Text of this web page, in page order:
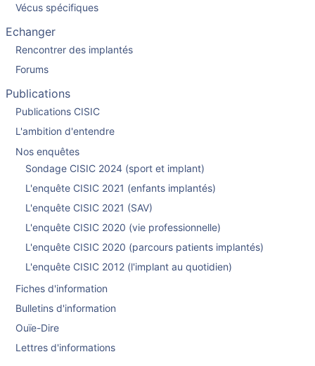
Vécus spécifiques
Echanger
Rencontrer des implantés
Forums
Publications
Publications CISIC
L'ambition d'entendre
Nos enquêtes
Sondage CISIC 2024 (sport et implant)
L'enquête CISIC 2021 (enfants implantés)
L'enquête CISIC 2021 (SAV)
L'enquête CISIC 2020 (vie professionnelle)
L'enquête CISIC 2020 (parcours patients implantés)
L'enquête CISIC 2012 (l'implant au quotidien)
Fiches d'information
Bulletins d'information
Ouïe-Dire
Lettres d'informations